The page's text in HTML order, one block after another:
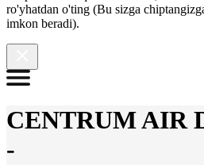
ro'yhatdan o'ting (Bu sizga
imkon beradi).
CENTRUM AIR
-